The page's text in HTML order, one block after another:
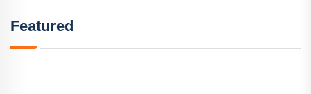
Featured